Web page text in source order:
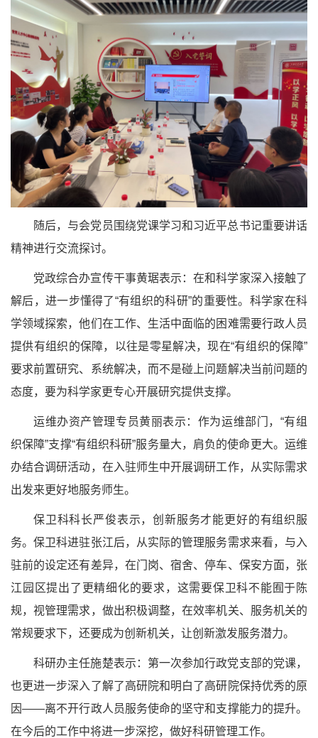
随后，与会党员围绕党课学习和习近平总书记重要讲话
精神进行交流探讨。
党政综合办宣传干事黄琚表示：在和科学家深入接触了
解后，进一步懂得了“有组织的科研”的重要性。科学家在科
学领域探索，他们在工作、生活中面临的困难需要行政人员
提供有组织的保障，以往是零星解决，现在“有组织的保障”
要求前置研究、系统解决，而不是碰上问题解决当前问题的
态度，要为科学家更专心开展研究提供支撑。
运维办资产管理专员黄丽表示：作为运维部门，“有组
织保障”支撑“有组织科研”服务量大，肩负的使命更大。运维
办结合调研活动，在入驻师生中开展调研工作，从实际需求
出发来更好地服务师生。
保卫科科长严俊表示，创新服务才能更好的有组织服
务。保卫科进驻张江后，从实际的管理服务需求来看，与入
驻前的设定还有差异，在门岗、宿舍、停车、保安方面，张
江园区提出了更精细化的要求，这需要保卫科不能囿于陈
规，视管理需求，做出积极调整，在效率机关、服务机关的
常规要求下，还要成为创新机关，让创新激发服务潜力。
科研办主任施楚表示：第一次参加行政党支部的党课，
也更进一步深入了解了高研院和明白了高研院保持优秀的原
因——离不开行政人员服务使命的坚守和支撑能力的提升。
在今后的工作中将进一步深挖，做好科研管理工作。